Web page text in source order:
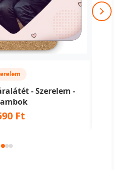
- Szerelem -
Ft